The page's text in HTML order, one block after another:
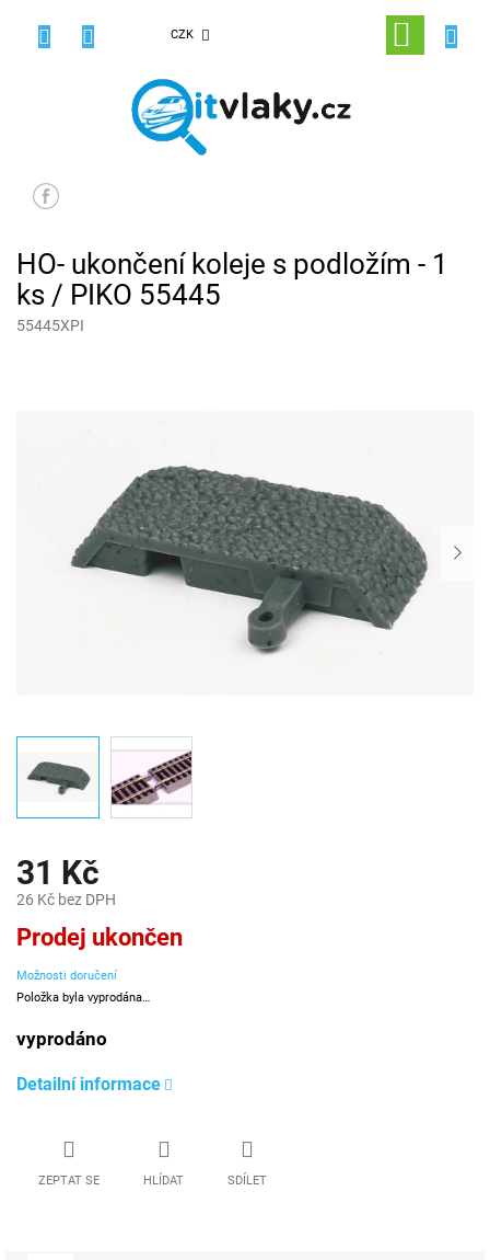
CZK
NÁKUPNÍ
KOŠÍK
HO- ukončení koleje s podložím - 1
ks / PIKO 55445
55445XPI
31 Kč
26 Kč bez DPH
Měrná
cena:
Prodej ukončen
Možnosti doručení
Položka byla vyprodána…
vyprodáno
Detailní informace
ZEPTAT SE HLÍDAT SDÍLET